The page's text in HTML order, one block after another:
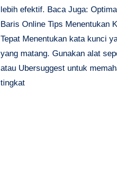
lebih efektif. Baca Juga:
Baris Online Tips Menentukan
Tepat Menentukan kata kunci
yang matang. Gunakan alat
atau Ubersuggest untuk
tingkat